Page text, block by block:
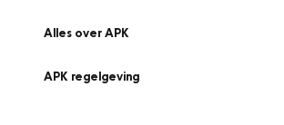
Alles over APK
APK regelgeving